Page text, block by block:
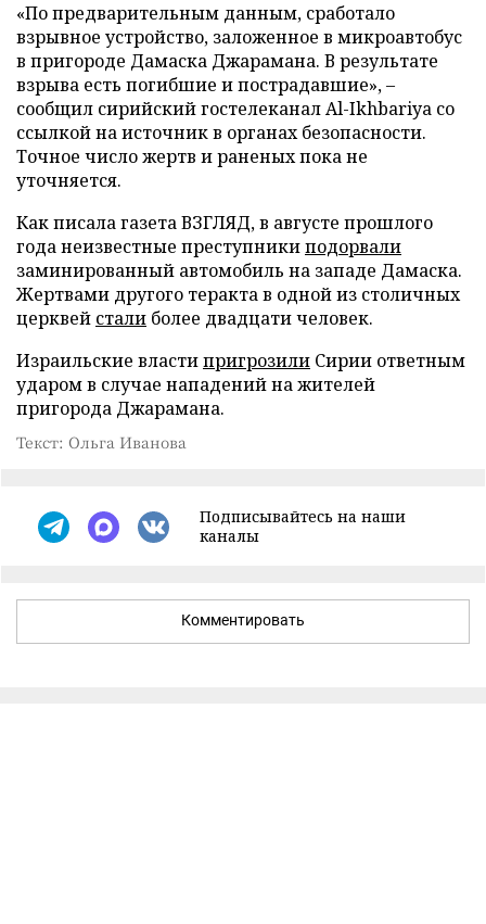
«По предварительным данным, сработало
взрывное устройство, заложенное в микроавтобус
в пригороде Дамаска Джарамана. В результате
взрыва есть погибшие и пострадавшие», –
сообщил сирийский гостелеканал Al-Ikhbariya со
ссылкой на источник в органах безопасности.
Точное число жертв и раненых пока не
уточняется.
Как писала газета ВЗГЛЯД, в августе прошлого
года неизвестные преступникиподорвали
заминированный автомобиль на западе Дамаска.
Жертвами другого теракта в одной из столичных
церквей стали более двадцати человек.
Израильские властипригрозили Сирии ответным
ударом в случае нападений на жителей
пригорода Джарамана.
Текст: Ольга Иванова
Подписывайтесь на наши
каналы
Комментировать